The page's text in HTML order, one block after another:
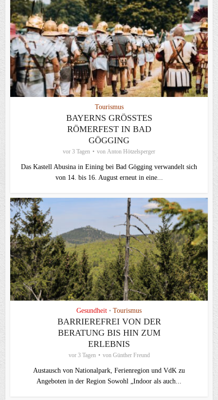
Tourismus
BAYERNS GRÖSSTES R
ÖMERFEST IN BAD G
ÖGGING
vor 3 Tagen von Anton Hötzelsperger
Das Kastell Abusina in Eining bei Bad Gögging verwandelt sich
von 14. bis 16. August erneut in eine...
Gesundheit • Tourismus
BARRIEREFREI VON DER
BERATUNG BIS HIN ZUM
ERLEBNIS
vor 3 Tagen von Günther Freund
Austausch von Nationalpark, Ferienregion und VdK zu
Angeboten in der Region Sowohl „Indoor als auch...